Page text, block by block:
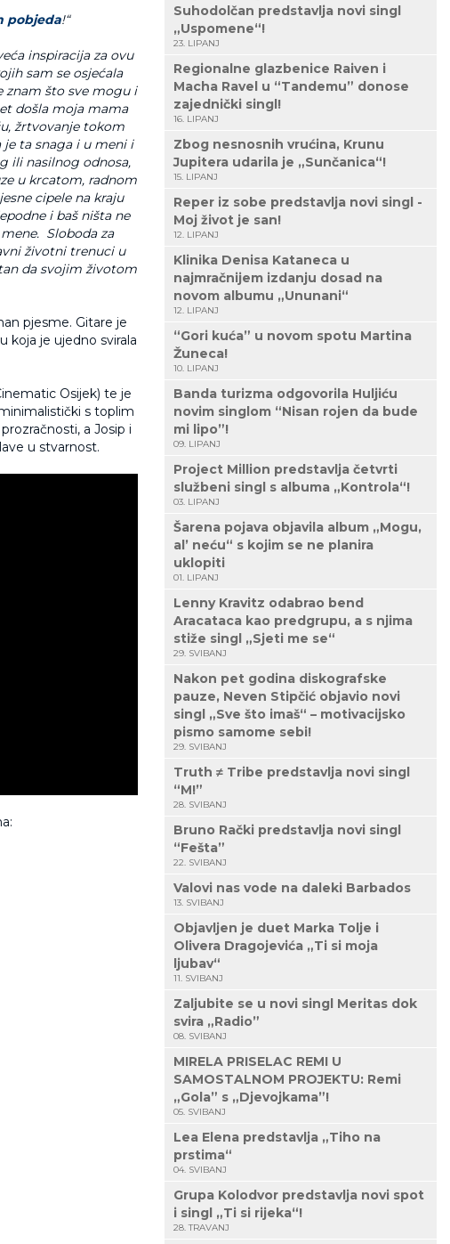
pobjeda!“
inspiracija za ovu
sam se osjećala
znam što sve mogu i
došla moja mama
žrtvovanje tokom
ta snaga i u meni i
ili nasilnog odnosa,
u krcatom, radnom
cipele na kraju
i baš ništa ne
Sloboda za
životni trenuci u
da svojim životom
pjesme. Gitare je
koja je ujedno svirala
Osijek) te je
s toplim
a Josip i
u stvarnost.
Suhodolčan predstavlja novi singl
„Uspomene“!
23. LIPANJ
Regionalne glazbenice Raiven i
Macha Ravel u “Tandemu” donose
zajednički singl!
16. LIPANJ
Zbog nesnosnih vrućina, Krunu
Jupitera udarila je „Sunčanica“!
15. LIPANJ
Reper iz sobe predstavlja novi singl -
Moj život je san!
12. LIPANJ
Klinika Denisa Kataneca u
najmračnijem izdanju dosad na
novom albumu „Ununani“
12. LIPANJ
“Gori kuća” u novom spotu Martina
Žuneca!
10. LIPANJ
Banda turizma odgovorila Huljiću
novim singlom “Nisan rojen da bude
mi lipo”!
09. LIPANJ
Project Million predstavlja četvrti
službeni singl s albuma „Kontrola“!
03. LIPANJ
Šarena pojava objavila album „Mogu,
al’ neću“ s kojim se ne planira
uklopiti
01. LIPANJ
Lenny Kravitz odabrao bend
Aracataca kao predgrupu, a s njima
stiže singl „Sjeti me se“
29. SVIBANJ
Nakon pet godina diskografske
pauze, Neven Stipčić objavio novi
singl „Sve što imaš“ – motivacijsko
pismo samome sebi!
29. SVIBANJ
Truth ≠ Tribe predstavlja novi singl
“M!”
28. SVIBANJ
Bruno Rački predstavlja novi singl
“Fešta”
22. SVIBANJ
Valovi nas vode na daleki Barbados
13. SVIBANJ
Objavljen je duet Marka Tolje i
Olivera Dragojevića „Ti si moja
ljubav“
11. SVIBANJ
Zaljubite se u novi singl Meritas dok
svira „Radio”
08. SVIBANJ
MIRELA PRISELAC REMI U
SAMOSTALNOM PROJEKTU: Remi
„Gola” s „Djevojkama”!
05. SVIBANJ
Lea Elena predstavlja „Tiho na
prstima“
04. SVIBANJ
Grupa Kolodvor predstavlja novi spot
i singl „Ti si rijeka“!
28. TRAVANJ